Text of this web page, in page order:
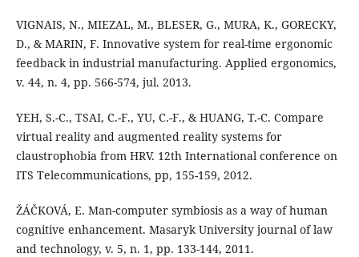
VIGNAIS, N., MIEZAL, M., BLESER, G., MURA, K., GORECKY,
D., & MARIN, F. Innovative system for real-time ergonomic
feedback in industrial manufacturing. Applied ergonomics,
v. 44, n. 4, pp. 566-574, jul. 2013.
YEH, S.-C., TSAI, C.-F., YU, C.-F., & HUANG, T.-C. Compare
virtual reality and augmented reality systems for
claustrophobia from HRV. 12th International conference on
ITS Telecommunications, pp, 155-159, 2012.
ŽÁČKOVÁ, E. Man-computer symbiosis as a way of human
cognitive enhancement. Masaryk University journal of law
and technology, v. 5, n. 1, pp. 133-144, 2011.